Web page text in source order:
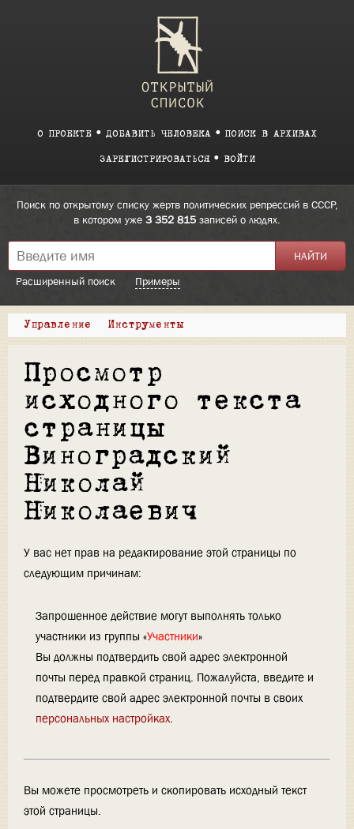
О ПРОЕКТЕ ДОБАВИТЬ ЧЕЛОВЕКА ПОИСК В АРХИВАХ
ЗАРЕГИСТРИРОВАТЬСЯ ВОЙТИ
Поиск по открытому списку жертв политических репрессий в СССР,
в котором уже 3 352 815 записей о людях.
Расширенный поиск Примеры
Управление Инструменты
Просмотр
исходного текста
страницы
Виноградский
Николай
Николаевич
У вас нет прав на редактирование этой страницы по
следующим причинам:
Запрошенное действие могут выполнять только
участники из группы «Участники»
Вы должны подтвердить свой адрес электронной
почты перед правкой страниц. Пожалуйста, введите и
подтвердите свой адрес электронной почты в своих
персональных настройках.
Вы можете просмотреть и скопировать исходный текст
этой страницы.